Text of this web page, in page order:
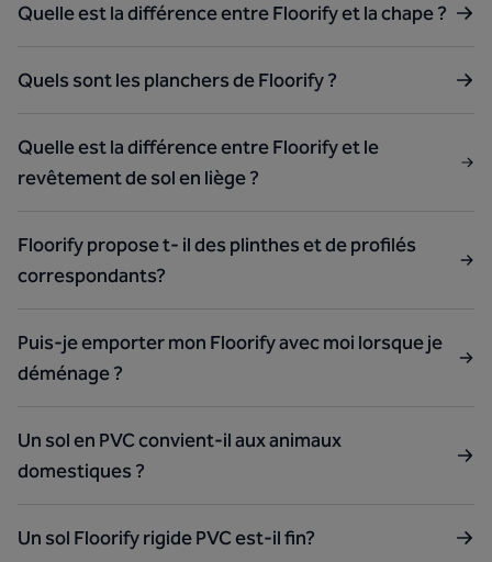
Quelle est la différence entre Floorify et la chape ?
Quels sont les planchers de Floorify ?
Quelle est la différence entre Floorify et le
revêtement de sol en liège ?
Floorify propose t- il des plinthes et de profilés
correspondants?
Puis-je emporter mon Floorify avec moi lorsque je
déménage ?
Un sol en PVC convient-il aux animaux
domestiques ?
Un sol Floorify rigide PVC est-il fin?